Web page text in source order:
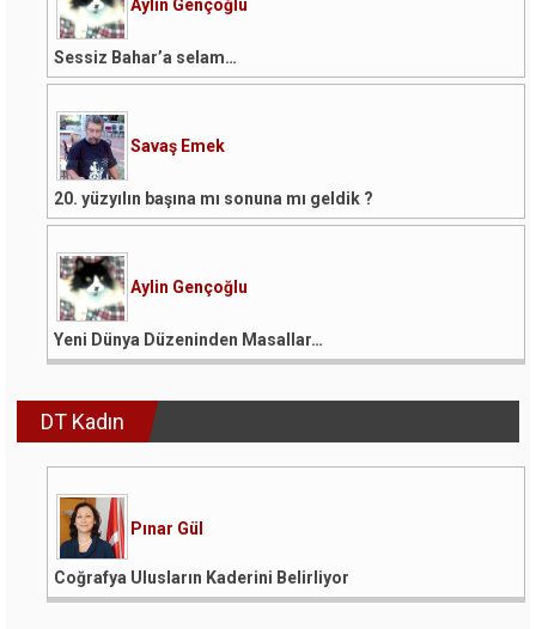
Aylin Gençoğlu
Sessiz Bahar’a selam…
Savaş Emek
20. yüzyılın başına mı sonuna mı geldik ?
Aylin Gençoğlu
Yeni Dünya Düzeninden Masallar…
DT Kadın
Pınar Gül
Coğrafya Ulusların Kaderini Belirliyor